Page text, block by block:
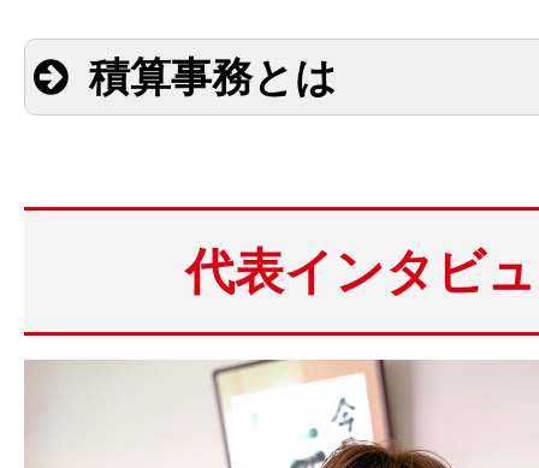
積算事務とは
〈主な業務内容〉
●
代表インタビ